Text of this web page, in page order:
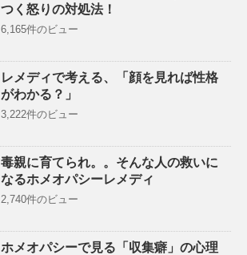
つく怒りの対処法！
6,165件のビュー
レメディで考える、「顔を見れば性格
がわかる？」
3,222件のビュー
毒親に育てられ。。そんな人の救いに
なるホメオパシーレメディ
2,740件のビュー
ホメオパシーで見る「収集癖」の心理